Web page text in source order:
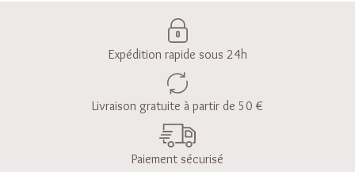
Expédition rapide sous 24h
Livraison gratuite à partir de 50 €
Paiement sécurisé